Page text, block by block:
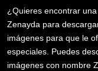
¿Quieres encontrar
Zenayda para
imágenes para que le
especiales. Puedes
imágenes con nombre